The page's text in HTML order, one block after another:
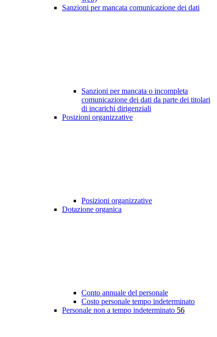
Sanzioni per mancata comunicazione dei dati
Sanzioni per mancata o incompleta
comunicazione dei dati da parte dei titolari
di incarichi dirigenziali
Posizioni organizzative
Posizioni organizzative
Dotazione organica
Conto annuale del personale
Costo personale tempo indeterminato
Personale non a tempo indeterminato 56